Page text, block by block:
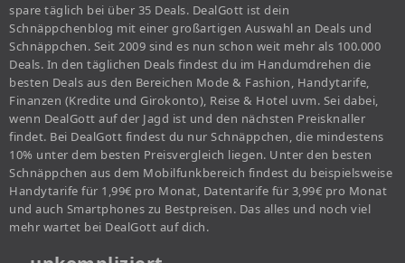
spare täglich bei über 35 Deals. DealGott ist dein
Schnäppchenblog mit einer großartigen Auswahl an Deals und
Schnäppchen. Seit 2009 sind es nun schon weit mehr als 100.000
Deals. In den täglichen Deals findest du im Handumdrehen die
besten Deals aus den Bereichen Mode & Fashion, Handytarife,
Finanzen (Kredite und Girokonto), Reise & Hotel uvm. Sei dabei,
wenn DealGott auf der Jagd ist und den nächsten Preisknaller
findet. Bei DealGott findest du nur Schnäppchen, die mindestens
10% unter dem besten Preisvergleich liegen. Unter den besten
Schnäppchen aus dem Mobilfunkbereich findest du beispielsweise
Handytarife für 1,99€ pro Monat, Datentarife für 3,99€ pro Monat
und auch Smartphones zu Bestpreisen. Das alles und noch viel
mehr wartet bei DealGott auf dich.